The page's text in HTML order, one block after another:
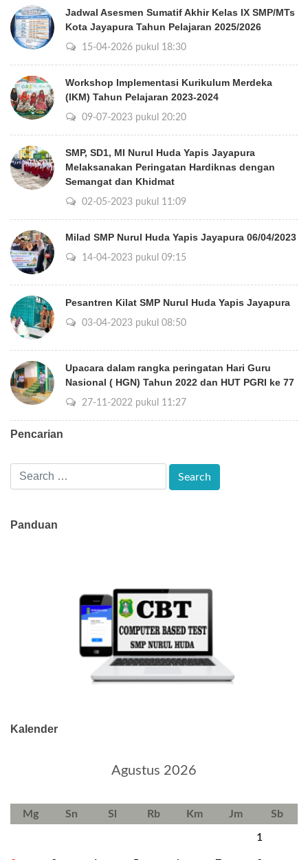
Jadwal Asesmen Sumatif Akhir Kelas IX SMP/MTs
Kota Jayapura Tahun Pelajaran 2025/2026
15-04-2026 pukul 18:30
Workshop Implementasi Kurikulum Merdeka
(IKM) Tahun Pelajaran 2023-2024
09-07-2023 pukul 20:20
SMP, SD1, MI Nurul Huda Yapis Jayapura
Melaksanakan Peringatan Hardiknas dengan
Semangat dan Khidmat
02-05-2023 pukul 11:09
Milad SMP Nurul Huda Yapis Jayapura 06/04/2023
14-04-2023 pukul 09:15
Pesantren Kilat SMP Nurul Huda Yapis Jayapura
03-04-2023 pukul 08:50
Upacara dalam rangka peringatan Hari Guru
Nasional ( HGN) Tahun 2022 dan HUT PGRI ke 77
27-11-2022 pukul 11:27
Pencarian
Panduan
Kalender
Agustus 2026
Mg Sn Sl Rb Km Jm Sb
1